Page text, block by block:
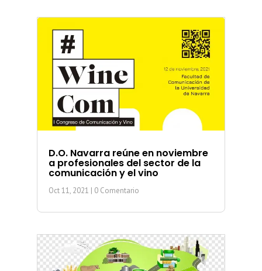
D.O. Navarra reúne en noviembre
a profesionales del sector de la
comunicación y el vino
Oct 11, 2021 | 0 Comentario